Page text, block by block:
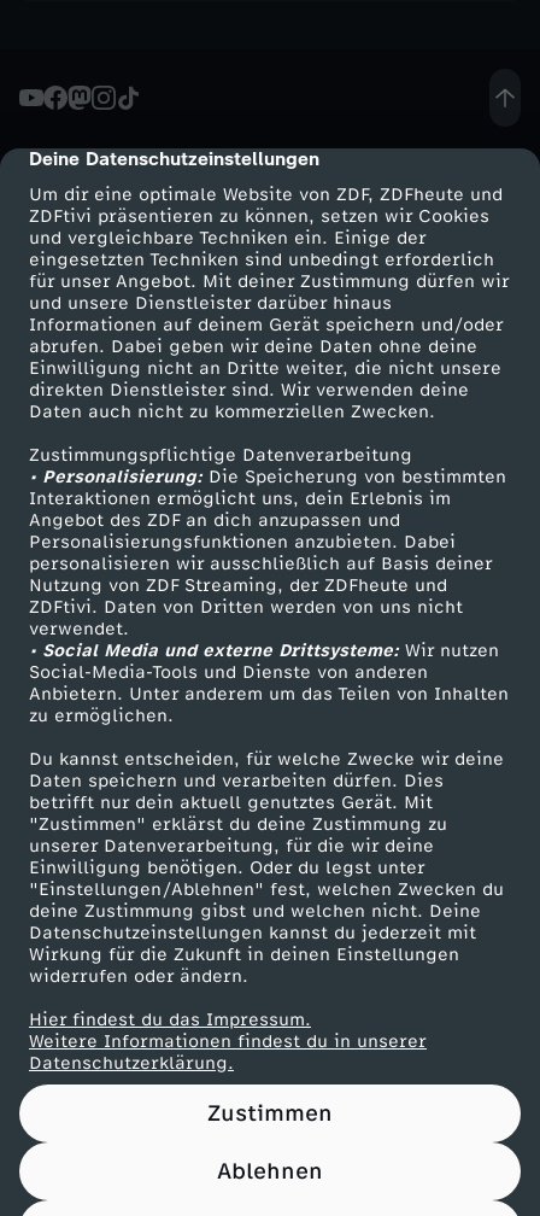
cmp-dialog-description
Deine Datenschutzeinstellungen
Um dir eine optimale Website von ZDF, ZDFheute und
ZDFtivi präsentieren zu können, setzen wir Cookies
und vergleichbare Techniken ein. Einige der
eingesetzten Techniken sind unbedingt erforderlich
für unser Angebot. Mit deiner Zustimmung dürfen wir
und unsere Dienstleister darüber hinaus
Informationen auf deinem Gerät speichern und/oder
abrufen. Dabei geben wir deine Daten ohne deine
Einwilligung nicht an Dritte weiter, die nicht unsere
direkten Dienstleister sind. Wir verwenden deine
Daten auch nicht zu kommerziellen Zwecken.
Zustimmungspflichtige Datenverarbeitung
• Personalisierung:Die Speicherung von bestimmten
Interaktionen ermöglicht uns, dein Erlebnis im
Angebot des ZDF an dich anzupassen und
Personalisierungsfunktionen anzubieten. Dabei
personalisieren wir ausschließlich auf Basis deiner
Nutzung von ZDF Streaming, der ZDFheute und
ZDFtivi. Daten von Dritten werden von uns nicht
verwendet.
• Social Media und externe Drittsysteme:Wir nutzen
Social-Media-Tools und Dienste von anderen
Anbietern. Unter anderem um das Teilen von Inhalten
zu ermöglichen.
Du kannst entscheiden, für welche Zwecke wir deine
Daten speichern und verarbeiten dürfen. Dies
betrifft nur dein aktuell genutztes Gerät. Mit
"Zustimmen" erklärst du deine Zustimmung zu
unserer Datenverarbeitung, für die wir deine
Einwilligung benötigen. Oder du legst unter
"Einstellungen/Ablehnen" fest, welchen Zwecken du
deine Zustimmung gibst und welchen nicht. Deine
Datenschutzeinstellungen kannst du jederzeit mit
Wirkung für die Zukunft in deinen Einstellungen
widerrufen oder ändern.
Hier findest du das Impressum.
Weitere Informationen findest du in unserer
Datenschutzerklärung.
Zustimmen
Ablehnen
h
t
n
i
s
Mehr ZDF
ZDF-Apps
Smart TV
ZDFtext
Livestreams
Sendungen A-Z
TV-Programm
Service
ZDFmitreden
Kontakt zum ZDF
Tickets
Zuschauerservice
Hilfe
ZDF Unternehmen
Karriere
ZDF goes Schule
Werbefernsehen
Mainzelmännchen
Partner
Nutzungsbedingungen